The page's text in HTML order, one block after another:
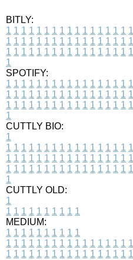
BITLY:
1 1 1 1 1 1 1 1 1 1 1 1 1 1 1 1 1
1 1 1 1 1 1 1 1 1 1 1 1 1 1 1 1 1
1 1 1 1 1 1 1 1 1 1 1 1 1 1 1 1 1
1
SPOTIFY:
1 1 1 1 1 1 1 1 1 1 1 1 1 1 1 1 1
1 1 1 1 1 1 1 1 1 1 1 1 1 1 1 1 1
1 1 1 1 1 1 1 1 1 1 1 1 1 1 1 1 1
1
CUTTLY BIO:
1
1 1 1 1 1 1 1 1 1 1 1 1 1 1 1 1 1
1 1 1 1 1 1 1 1 1 1 1 1 1 1 1 1 1
1 1 1 1 1 1 1 1 1 1 1 1 1 1 1 1 1
1
CUTTLY OLD:
1
1 1 1 1 1 1 1 1 1 1
MEDIUM:
1 1 1 1 1 1 1 1 1 1
1 1 1 1 1 1 1 1 1 1 1 1 1 1 1 1 1
1 1 1 1 1 1 1 1 1 1 1 1 1 1 1 1 1